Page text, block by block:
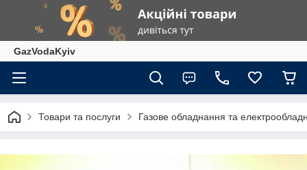
GazVodaKyiv
Товари та послуги Газове обладнання та